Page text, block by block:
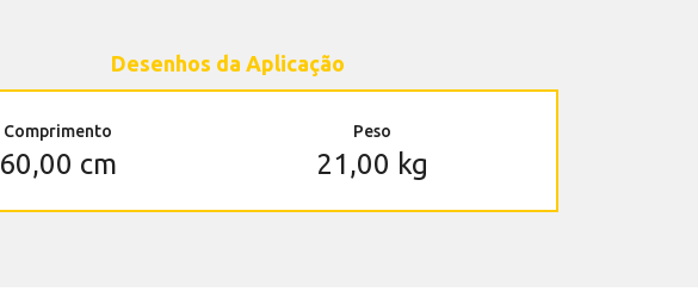
Desenhos da Aplicação
Comprimento
60,00 cm
Peso
21,00 kg